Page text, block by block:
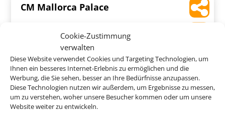
Cookie-Zustimmung
verwalten
Diese Website verwendet Cookies und Targeting Technologien, um
Ihnen ein besseres Internet-Erlebnis zu ermöglichen und die
Werbung, die Sie sehen, besser an Ihre Bedürfnisse anzupassen.
Diese Technologien nutzen wir außerdem, um Ergebnisse zu messen,
um zu verstehen, woher unsere Besucher kommen oder um unsere
Website weiter zu entwickeln.
CM Mallorca Palace
ab585 €